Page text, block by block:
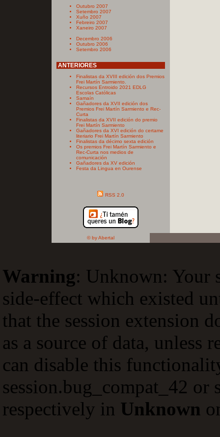
Outubro 2007
Setembro 2007
Xuño 2007
Febreiro 2007
Xaneiro 2007
Decembro 2006
Outubro 2006
Setembro 2006
ANTERIORES
Finalistas da XVIII edición dos Premios
Frei Martín Sarmiento.
Recursos Entroido 2021 EDLG
Escolas Católicas
Samaín
Gañadores da XVII edición dos
Premios Frei Martín Sarmiento e Rec-
Curta
Finalistas da XVII edición do premio
Frei Martín Sarmiento
Gañadores da XVI edición do certame
literiario Frei Martín Sarmiento
Finalistas da décimo sexta edición
Os premios Frei Martín Sarmiento e
Rec-Curta nos medios de
comunicación
Gañadores da XV edición
Festa da Lingua en Ourense
RSS 2.0
© by Abertal
Warning: Unknown: Your
side-effect which existed
that the session extension
as a source of data, unless
can disable this
session.bug_compat_42
respectively in Unknown